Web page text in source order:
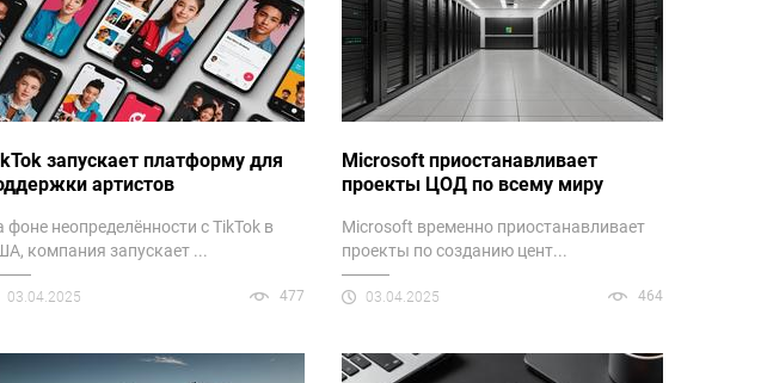
запускает платформу для
артистов
фоне неопределённости с TikTok в
компания запускает ...
03.04.2025 477
Microsoft приостанавливает
проекты ЦОД по всему миру
Microsoft временно приостанавливает
проекты по созданию цент...
03.04.2025 464